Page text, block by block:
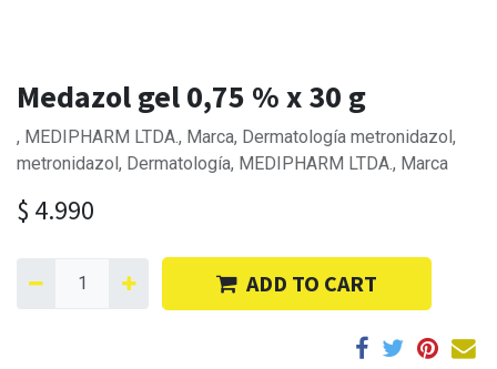
Medazol gel 0,75 % x 30 g
, MEDIPHARM LTDA., Marca, Dermatología metronidazol,
metronidazol, Dermatología, MEDIPHARM LTDA., Marca
$ 4.990
ADD TO CART